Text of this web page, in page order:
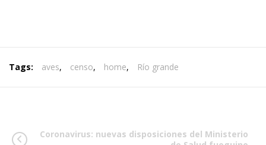
Tags: aves, censo, home, Río grande
Coronavirus: nuevas disposiciones del Ministerio